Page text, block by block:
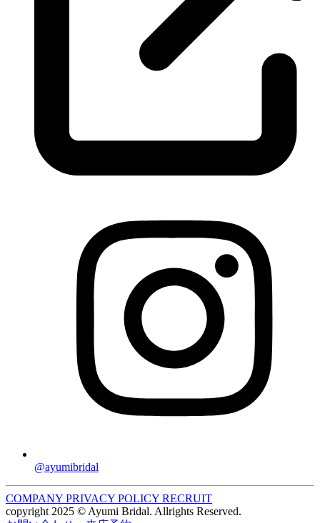
@ayumibridal
COMPANY PRIVACY POLICY RECRUIT
copyright 2025 © Ayumi Bridal. Allrights Reserved.